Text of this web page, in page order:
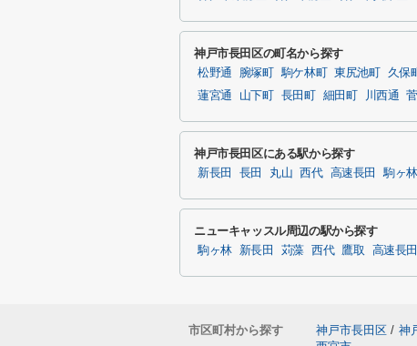
神戸市長田区の町名から探す
松野通 腕塚町 駒ケ林町 東尻池町 久保町
蓮宮通
山下町 長田町 細田町 川西通
神戸市長田区にある駅から探す
新長田 長田 丸山 西代 高速長田 駒ヶ林
ニューキャッスル周辺の駅から探す
駒ヶ林 新長田 苅藻 西代 鷹取 高速長田
市区町村から探す 神戸市長田区 / 神